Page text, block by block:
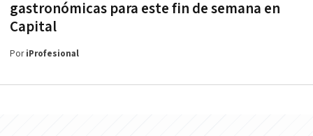
gastronómicas para este fin de semana en
Capital
PoriProfesional